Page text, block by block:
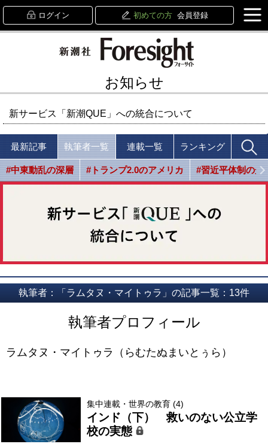
ログイン 初めての方 会員登録
お知らせ
新サービス「新潮QUE」への統合について
最新記事 執筆者一覧 連載一覧 ランキング
#中東動乱の深層 #トランプ2.0のアメリカ #習近平体制の光
執筆者：「ラムタヌ・マイトゥラ」の記事一覧：13件
執筆者プロフィール
ラムタヌ・マイトゥラ（らむたぬまいとぅら）
集中連載・世界の教育 (4)
インド（下） 救いのない公立学
校の実態